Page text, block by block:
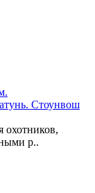
Стоунвош
охотников,
р..